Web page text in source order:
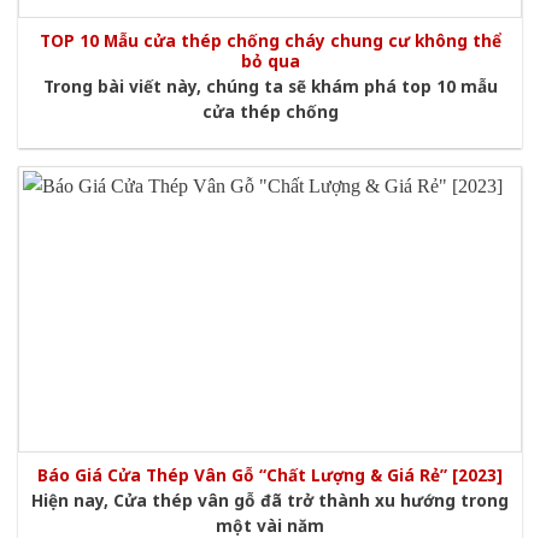
TOP 10 Mẫu cửa thép chống cháy chung cư không thể
bỏ qua
Trong bài viết này, chúng ta sẽ khám phá top 10 mẫu
cửa thép chống
Báo Giá Cửa Thép Vân Gỗ “Chất Lượng & Giá Rẻ” [2023]
Hiện nay, Cửa thép vân gỗ đã trở thành xu hướng trong
một vài năm